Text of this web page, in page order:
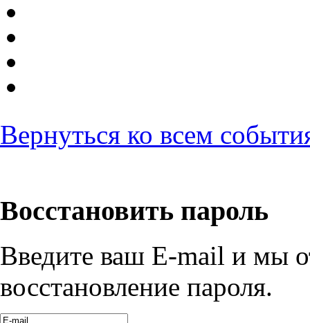
Вернуться ко всем
Восстановить пароль
Введите ваш E-mail и мы
восстановление пароля.